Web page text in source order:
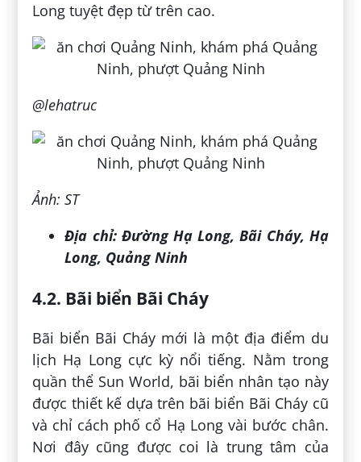
Long tuyệt đẹp từ trên cao.
@lehatruc
Ảnh: ST
Địa chỉ: Đường Hạ Long, Bãi Cháy, Hạ
Long, Quảng Ninh
4.2. Bãi biển Bãi Cháy
Bãi biển Bãi Cháy mới là một địa điểm du
lịch Hạ Long cực kỳ nổi tiếng. Nằm trong
quần thể Sun World, bãi biển nhân tạo này
được thiết kế dựa trên bãi biển Bãi Cháy cũ
và chỉ cách phố cổ Hạ Long vài bước chân.
Nơi đây cũng được coi là trung tâm của